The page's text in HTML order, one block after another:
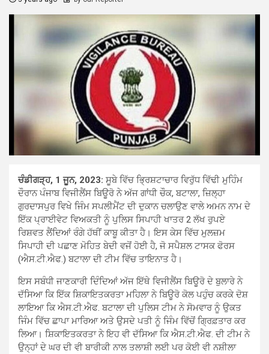
ਚੰਡੀਗੜ੍ਹ, 1 ਜੂਨ, 2023: ਸੂਬੇ ਵਿੱਚ ਭ੍ਰਿਸ਼ਟਾਚਾਰ ਵਿਰੁੱਧ ਵਿੱਢੀ ਮੁਹਿੰਮ
ਦੌਰਾਨ ਪੰਜਾਬ ਵਿਜੀਲੈਂਸ ਬਿਊਰੋ ਨੇ ਅੱਜ ਗਾਂਧੀ ਚੌਕ, ਬਟਾਲਾ, ਜ਼ਿਲ੍ਹਾ
ਗੁਰਦਾਸਪੁਰ ਵਿਖੇ ਜਿੰਮ ਸਪਲੀਮੈਂਟ ਦੀ ਦੁਕਾਨ ਚਲਾਉਣ ਵਾਲੇ ਅਮਨ ਨਾਮ ਦੇ
ਇੱਕ ਪ੍ਰਾਈਵੇਟ ਵਿਅਕਤੀ ਨੂੰ ਪੁਲਿਸ ਸਿਪਾਹੀ ਖਾਤਰ 2 ਲੱਖ ਰੁਪਏ
ਰਿਸ਼ਵਤ ਲੈਂਦਿਆਂ ਰੰਗੇ ਹੱਥੀਂ ਕਾਬੂ ਕੀਤਾ ਹੈ। ਇਸ ਕੇਸ ਵਿੱਚ ਮੁਲਜ਼ਮ
ਸਿਪਾਹੀ ਦੀ ਪਛਾਣ ਮੋਹਿਤ ਬੇਦੀ ਵਜੋਂ ਹੋਈ ਹੈ, ਜੋ ਸਪੈਸ਼ਲ ਟਾਸਕ ਫੋਰਸ
(ਐਸ.ਟੀ.ਐਫ.) ਬਟਾਲਾ ਦੀ ਟੀਮ ਵਿੱਚ ਤਾਇਨਾਤ ਹੈ।
ਇਸ ਸਬੰਧੀ ਜਾਣਕਾਰੀ ਦਿੰਦਿਆਂ ਅੱਜ ਇੱਥੇ ਵਿਜੀਲੈਂਸ ਬਿਊਰੋ ਦੇ ਬੁਲਾਰੇ ਨੇ
ਦੱਸਿਆ ਕਿ ਇੱਕ ਸ਼ਿਕਾਇਤਕਰਤਾ ਮਹਿਲਾ ਨੇ ਬਿਊਰੋ ਕੋਲ ਪਹੁੰਚ ਕਰਕੇ ਦੋਸ਼
ਲਾਇਆ ਕਿ ਐਸ.ਟੀ.ਐਫ. ਬਟਾਲਾ ਦੀ ਪੁਲਿਸ ਟੀਮ ਨੇ ਸੋਮਵਾਰ ਨੂੰ ਉਕਤ
ਜਿੰਮ ਵਿੱਚ ਛਾਪਾ ਮਾਰਿਆ ਅਤੇ ਉਸਦੇ ਪਤੀ ਨੂੰ ਜਿੰਮ ਵਿੱਚੋਂ ਗ੍ਰਿਫ਼ਤਾਰ ਕਰ
ਲਿਆ। ਸ਼ਿਕਾਇਤਕਰਤਾ ਨੇ ਇਹ ਵੀ ਦੱਸਿਆ ਕਿ ਐਸ.ਟੀ.ਐਫ. ਦੀ ਟੀਮ ਨੇ
ਉਨ੍ਹਾਂ ਦੇ ਘਰ ਦੀ ਵੀ ਬਾਰੀਕੀ ਨਾਲ ਤਲਾਸ਼ੀ ਲਈ ਪਰ ਕੋਈ ਵੀ ਨਸ਼ੀਲਾ